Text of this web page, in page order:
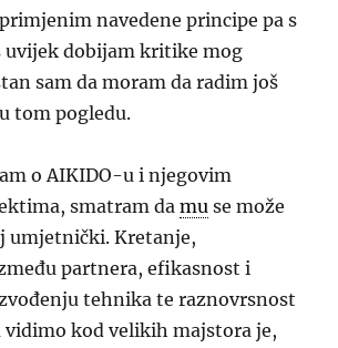
navedene principe pa s
uvijek dobijam kritike mog
sam da moram da radim još
tom pogledu.
o AIKIDO-u i njegovim
smatram damu se može
umjetnički. Kretanje,
partnera, efikasnost i
tehnika te raznovrsnost
vidimo kod velikih majstora je,